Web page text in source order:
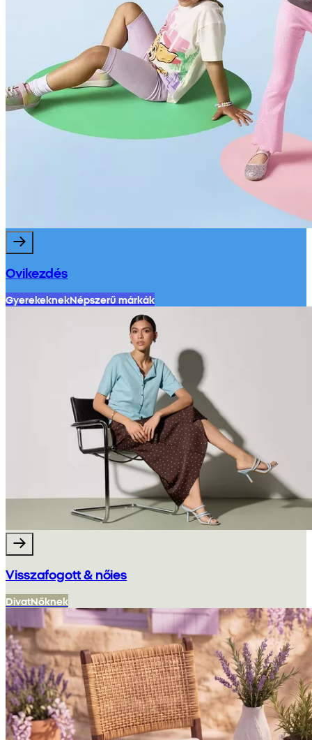
Ovikezdés
GyerekeknekNépszerű márkák
Visszafogott & nőies
DivatNőknek